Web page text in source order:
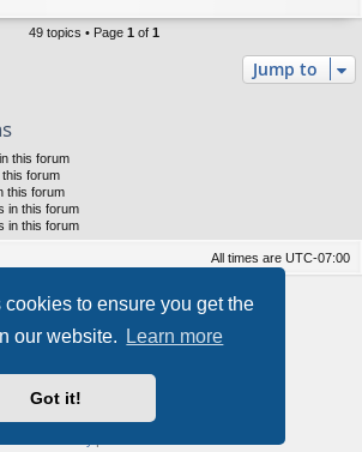
to ensure you get the
our website.
Learn more
Got it!
49 topics • Page 1 of 1
Jump to
this forum
forum
this forum
in this forum
in this forum
All times are UTC-07:00
phpBB® Forum Software © phpBB Limited
Our VPS Hosting By RimuHosting
server is located in London data center
admin:mastodon.social/@Shaos